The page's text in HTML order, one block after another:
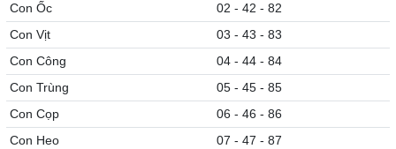
Con Ốc
02 - 42 - 82
Con Vịt
03 - 43 - 83
Con Công
04 - 44 - 84
Con Trùng
05 - 45 - 85
Con Cọp
06 - 46 - 86
Con Heo
07 - 47 - 87